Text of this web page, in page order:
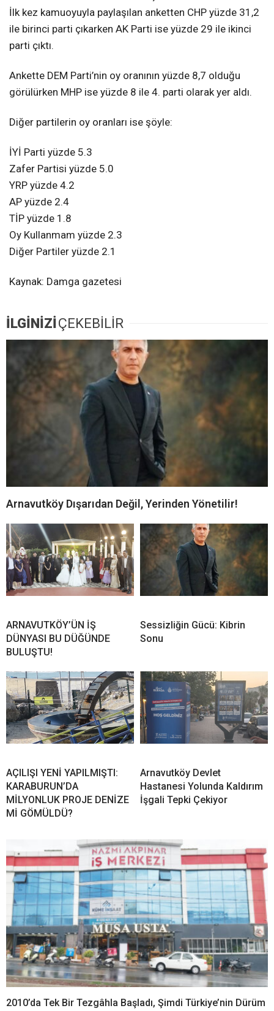
İlk kez kamuoyuyla paylaşılan anketten CHP yüzde 31,2
ile birinci parti çıkarken AK Parti ise yüzde 29 ile ikinci
parti çıktı.
Ankette DEM Parti’nin oy oranının yüzde 8,7 olduğu
görülürken MHP ise yüzde 8 ile 4. parti olarak yer aldı.
Diğer partilerin oy oranları ise şöyle:
İYİ Parti yüzde 5.3
Zafer Partisi yüzde 5.0
YRP yüzde 4.2
AP yüzde 2.4
TİP yüzde 1.8
Oy Kullanmam yüzde 2.3
Diğer Partiler yüzde 2.1
Kaynak: Damga gazetesi
İLGİNİZİÇEKEBİLİR
Arnavutköy Dışarıdan Değil, Yerinden Yönetilir!
ARNAVUTKÖY’ÜN İŞ
DÜNYASI BU DÜĞÜNDE
BULUŞTU!
Sessizliğin Gücü: Kibrin
Sonu
AÇILIŞI YENİ YAPILMIŞTI:
KARABURUN’DA
MİLYONLUK PROJE DENİZE
Mİ GÖMÜLDÜ?
Arnavutköy Devlet
Hastanesi Yolunda Kaldırım
İşgali Tepki Çekiyor
2010’da Tek Bir Tezgâhla Başladı, Şimdi Türkiye’nin Dürüm